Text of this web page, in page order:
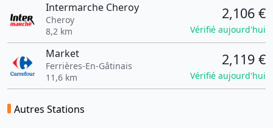
Intermarche Cheroy
Cheroy
8,2 km
2,106 €
Vérifié aujourd'hui
Market
Ferrières-En-Gâtinais
11,6 km
2,119 €
Vérifié aujourd'hui
Autres Stations